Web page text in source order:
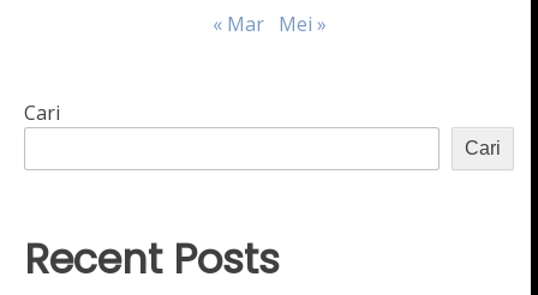
« Mar Mei »
Cari
Cari
Recent Posts